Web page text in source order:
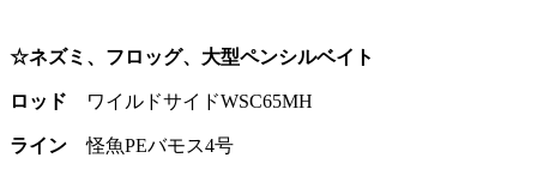
☆ネズミ、フロッグ、大型ペンシルベイト
ロッド ワイルドサイドWSC65MH
ライン怪魚PEバモス4号